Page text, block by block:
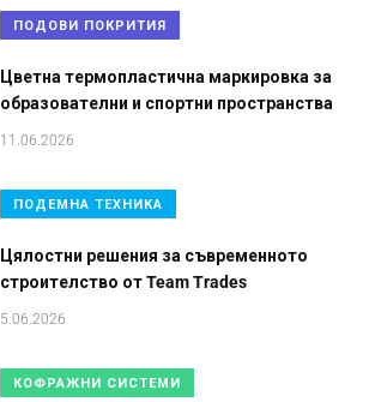
ПОДОВИ ПОКРИТИЯ
Цветна термопластична маркировка за
образователни и спортни пространства
11.06.2026
ПОДЕМНА ТЕХНИКА
Цялостни решения за съвременното
строителство от Team Trades
5.06.2026
КОФРАЖНИ СИСТЕМИ